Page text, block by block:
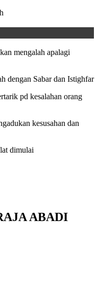
mengalah apalagi
dengan Sabar dan Istighfar
pd kesalahan orang
kesusahan dan
dimulai
ABADI